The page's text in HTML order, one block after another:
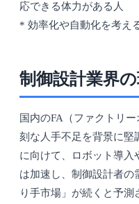
応できる体力がある人
* 効率化や自動化を考え
制御設計業界
国内のFA（ファクトリ
刻な人手不足を背景に堅
に向けて、ロボット導入
は加速し、制御設計者の
り手市場」が続くと予測